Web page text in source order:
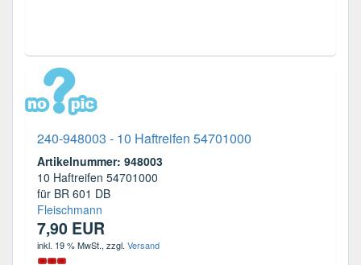
240-948003 - 10 Haftreifen 54701000
Artikelnummer: 948003
10 Haftreifen 54701000
für BR 601 DB
Fleischmann
7,90 EUR
inkl. 19 % MwSt., zzgl. Versand